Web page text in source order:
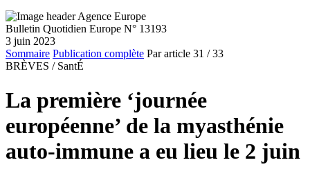
Bulletin Quotidien Europe N° 13193
3 juin 2023
Sommaire Publication complète Par article 31 / 33
BRÈVES / SantÉ
La première ‘journée
européenne’ de la myasthénie
auto-immune a eu lieu le 2 juin